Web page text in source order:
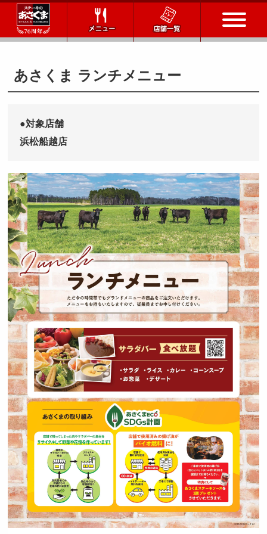
メニュー
会社概要
IR情報
通販サイト
お問い合わせ
採用情報
採用トップ
新卒採用
中途採用
あさくま ランチメニュー
●対象店舗
浜松船越店